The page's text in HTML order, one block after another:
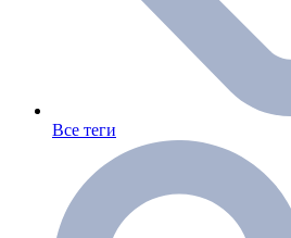
Все теги